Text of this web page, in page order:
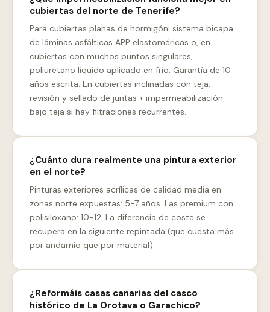
cubiertas del norte de Tenerife?
Para cubiertas planas de hormigón: sistema bicapa
de láminas asfálticas APP elastoméricas o, en
cubiertas con muchos puntos singulares,
poliuretano líquido aplicado en frío. Garantía de 10
años escrita. En cubiertas inclinadas con teja:
revisión y sellado de juntas + impermeabilización
bajo teja si hay filtraciones recurrentes.
¿Cuánto dura realmente una pintura exterior
en el norte?
Pinturas exteriores acrílicas de calidad media en
zonas norte expuestas: 5-7 años. Las premium con
polisiloxano: 10-12. La diferencia de coste se
recupera en la siguiente repintada (que cuesta más
por andamio que por material).
¿Reformáis casas canarias del casco
histórico de La Orotava o Garachico?